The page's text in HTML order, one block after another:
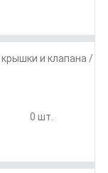
и клапана /
0 шт.